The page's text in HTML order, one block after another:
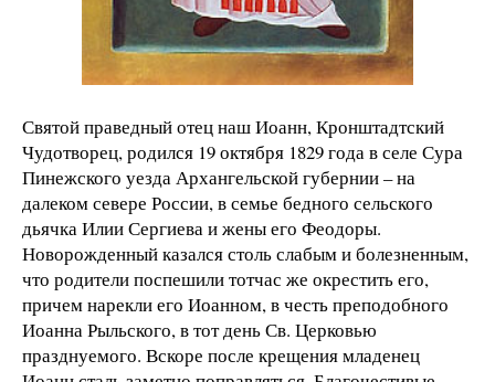
Святой праведный отец наш Иоанн, Кронштадтский
Чудотворец, родился 19 октября 1829 года в селе Сура
Пинежского уезда Архангельской губернии – на
далеком севере России, в семье бедного сельского
дьячка Илии Сергиева и жены его Феодоры.
Новорожденный казался столь слабым и болезненным,
что родители поспешили тотчас же окрестить его,
причем нарекли его Иоанном, в честь преподобного
Иоанна Рыльского, в тот день Св. Церковью
празднуемого. Вскоре после крещения младенец